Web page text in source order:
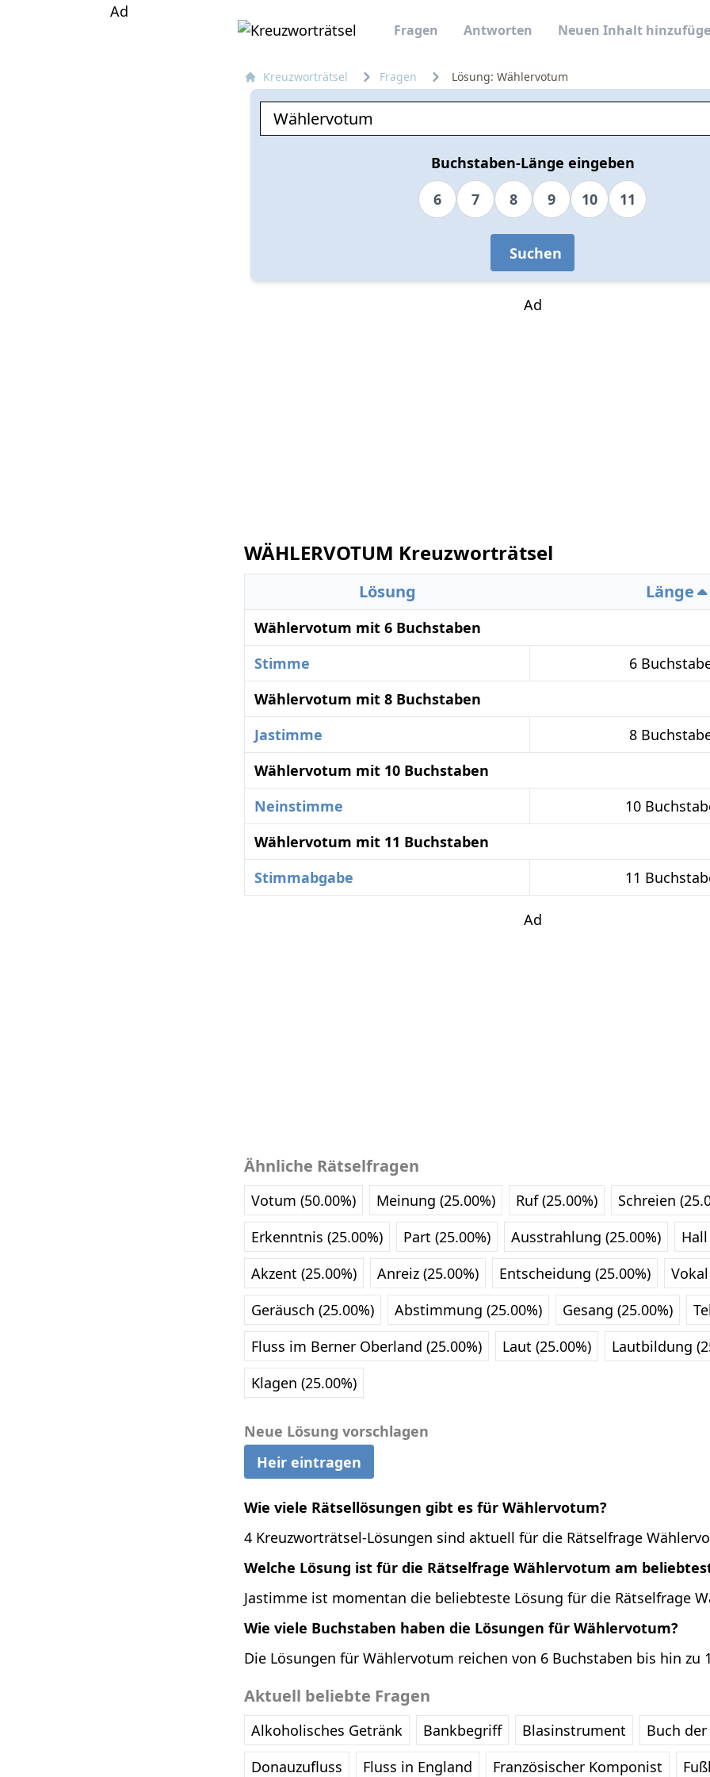
Fragen Antworten Neuen Inhalt
Ad
Kreuzworträtsel Fragen Lösung: Wählervotum
Buchstaben-Länge eingeben
6
7 8 9 10 11
Suchen
Ad
WÄHLERVOTUM Kreuzworträtsel
Lösung Länge
Wählervotum mit 6 Buchstaben
Stimme
6
Wählervotum mit 8 Buchstaben
Jastimme
8
Wählervotum mit 10 Buchstaben
Neinstimme
10
Wählervotum mit 11 Buchstaben
Stimmabgabe
11
Ad
Ähnliche Rätselfragen
Votum (50.00%) Meinung (25.00%) Ruf (25.00%)
Schreien
Erkenntnis (25.00%)
Part (25.00%) Ausstrahlung (25.00%)
Hall
Akzent (25.00%)
Anreiz (25.00%) Entscheidung (25.00%)
Geräusch (25.00%)
Abstimmung (25.00%) Gesang (25.00%)
Fluss im Berner Oberland (25.00%)
Laut (25.00%)
Lautbildung
Klagen (25.00%)
Neue Lösung vorschlagen
Heir eintragen
Wie viele Rätsellösungen gibt es für Wählervotum?
4 Kreuzworträtsel-Lösungen sind aktuell für die Rätselfrage
Welche Lösung ist für die Rätselfrage Wählervotum am
Jastimme ist momentan die beliebteste Lösung für die Rätselfrage
Wie viele Buchstaben haben die Lösungen für Wählervotum?
Die Lösungen für Wählervotum reichen von 6 Buchstaben bis hin zu
Aktuell beliebte Fragen
Alkoholisches Getränk Bankbegriff Blasinstrument
Buch
Donauzufluss
Fluss in England Französischer Komponist